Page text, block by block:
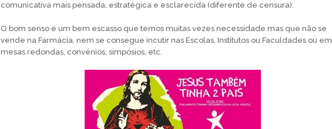
comunicativa mais pensada, estratégica e esclarecida (diferente de censura).
O bom senso é um bem escasso que temos muitas vezes necessidade mas que não se
vende na Farmácia, nem se consegue incutir nas Escolas, Institutos ou Faculdades ou em
mesas redondas, convénios, simpósios, etc.